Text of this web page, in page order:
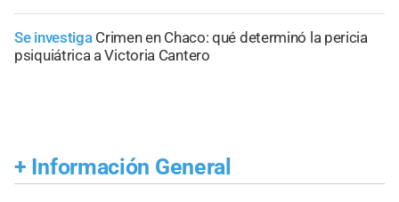
Se investiga Crimen en Chaco: qué determinó la pericia
psiquiátrica a Victoria Cantero
+ Información General